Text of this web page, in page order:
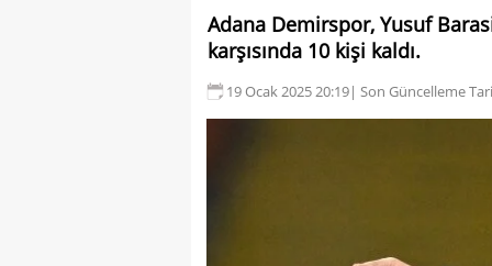
Adana Demirspor, Yusuf
karşısında 10 kişi kaldı.
19 Ocak 2025 20:19| Son Güncelleme